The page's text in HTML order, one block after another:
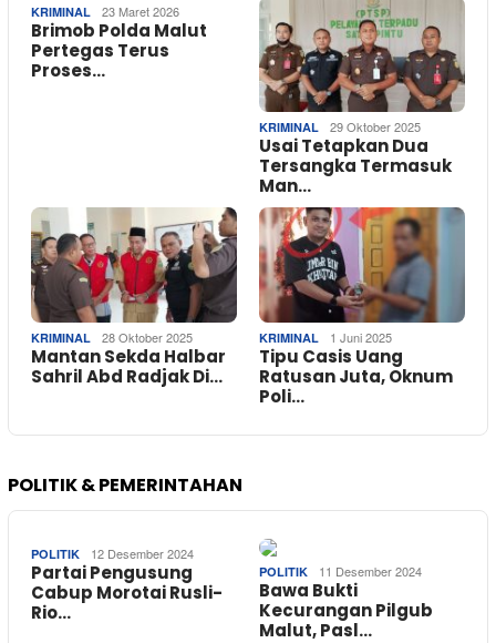
KRIMINAL 23 Maret 2026
Brimob Polda Malut
Pertegas Terus
Proses…
KRIMINAL 29 Oktober 2025
Usai Tetapkan Dua
Tersangka Termasuk
Man…
KRIMINAL 28 Oktober 2025
Mantan Sekda Halbar
Sahril Abd Radjak Di…
KRIMINAL 1 Juni 2025
Tipu Casis Uang
Ratusan Juta, Oknum
Poli…
POLITIK & PEMERINTAHAN
POLITIK 12 Desember 2024
Partai Pengusung
Cabup Morotai Rusli-
Rio…
POLITIK 11 Desember 2024
Bawa Bukti
Kecurangan Pilgub
Malut, Pasl…